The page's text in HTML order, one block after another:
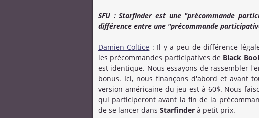
SFU : Starfinder est une "précommande
différence entre une "précommande
Damien Coltice : Il y a peu de différence
les précommandes participatives de Black
est identique. Nous essayons de rassembler
bonus. Ici, nous finançons d'abord et avant
version américaine du jeu est à 60$. Nous
qui participeront avant la fin de la
de se lancer dans Starfinder à petit prix​.